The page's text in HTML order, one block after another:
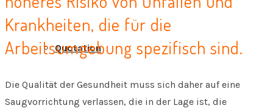
Quotation
Krankheiten, die für die
Arbeitsumgebung spezifisch sind.
Die Qualität der Gesundheit muss sich daher auf eine
Saugvorrichtung verlassen, die in der Lage ist, die